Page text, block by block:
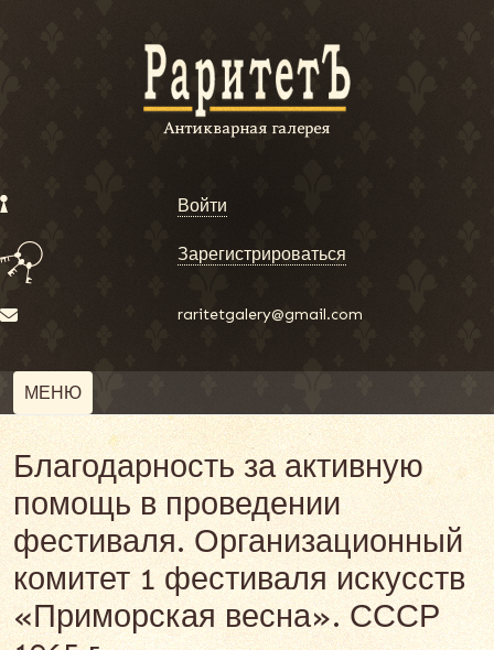
Войти
Зарегистрироваться
raritetgalery@gmail.com
МЕНЮ
Благодарность за активную
помощь в проведении
фестиваля. Организационный
комитет 1 фестиваля искусств
«Приморская весна». СССР